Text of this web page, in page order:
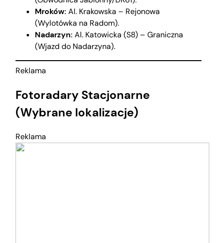
Mroków: Al. Krakowska – Rejonowa
(Wylotówka na Radom).
Nadarzyn: Al. Katowicka (S8) – Graniczna
(Wjazd do Nadarzyna).
Reklama
Fotoradary Stacjonarne
(Wybrane lokalizacje)
Reklama